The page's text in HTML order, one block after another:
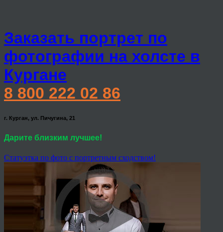
Заказать портрет по
фотографии на холсте в
Кургане
8 800 222 02 86
г. Курган, ул. Пичугина, 21
Дарите близким лучшее!
Статуэтка по фото с портретным сходством!